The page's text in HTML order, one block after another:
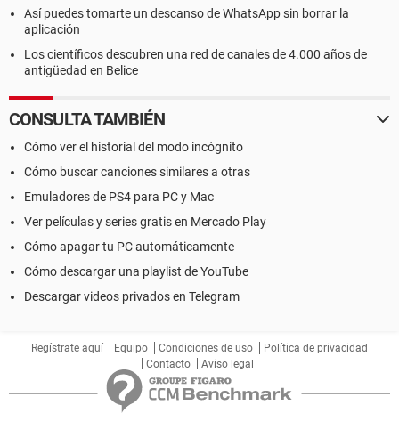
Así puedes tomarte un descanso de WhatsApp sin borrar la
aplicación
Los científicos descubren una red de canales de 4.000 años de
antigüedad en Belice
CONSULTA TAMBIÉN
Cómo ver el historial del modo incógnito
Cómo buscar canciones similares a otras
Emuladores de PS4 para PC y Mac
Ver películas y series gratis en Mercado Play
Cómo apagar tu PC automáticamente
Cómo descargar una playlist de YouTube
Descargar videos privados en Telegram
Regístrate aquí Equipo Condiciones de uso
Política de privacidad
Contacto
Aviso legal